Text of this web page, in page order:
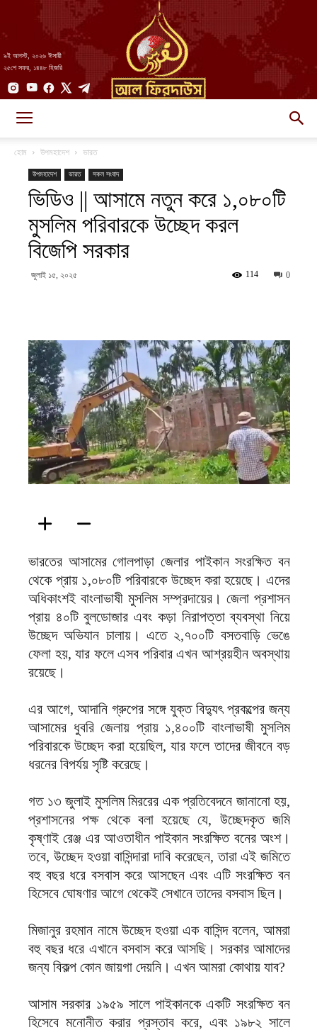
৯ই আগস্ট, ২০২৬ ঈসায়ী
২৫শে সফর, ১৪৪৮ হিজরি
||
হোম উপমহাদেশ ভারত
উপমহাদেশ ভারত সকল সংবাদ
ভিডিও || আসামে নতুন করে ১,০৮০টি
মুসলিম পরিবারকে উচ্ছেদ করল
বিজেপি সরকার
জুলাই ১৫, ২০২৫ 0
114
ভারতের আসামের গোলপাড়া জেলার পাইকান সংরক্ষিত বন
থেকে প্রায় ১,০৮০টি পরিবারকে উচ্ছেদ করা হয়েছে। এদের
অধিকাংশই বাংলাভাষী মুসলিম সম্প্রদায়ের। জেলা প্রশাসন
প্রায় ৪০টি বুলডোজার এবং কড়া নিরাপত্তা ব্যবস্থা নিয়ে
উচ্ছেদ অভিযান চালায়। এতে ২,৭০০টি বসতবাড়ি ভেঙে
ফেলা হয়, যার ফলে এসব পরিবার এখন আশ্রয়হীন অবস্থায়
রয়েছে।
এর আগে, আদানি গ্রুপের সঙ্গে যুক্ত বিদ্যুৎ প্রকল্পের জন্য
আসামের ধুবরি জেলায় প্রায় ১,৪০০টি বাংলাভাষী মুসলিম
পরিবারকে উচ্ছেদ করা হয়েছিল, যার ফলে তাদের জীবনে বড়
ধরনের বিপর্যয় সৃষ্টি করেছে।
গত ১৩ জুলাই মুসলিম মিররের এক প্রতিবেদনে জানানো হয়,
প্রশাসনের পক্ষ থেকে বলা হয়েছে যে, উচ্ছেদকৃত জমি
কৃষ্ণাই রেঞ্জ এর আওতাধীন পাইকান সংরক্ষিত বনের অংশ।
তবে, উচ্ছেদ হওয়া বাসিন্দারা দাবি করেছেন, তারা এই জমিতে
বহু বছর ধরে বসবাস করে আসছেন এবং এটি সংরক্ষিত বন
হিসেবে ঘোষণার আগে থেকেই সেখানে তাদের বসবাস ছিল।
মিজানুর রহমান নামে উচ্ছেদ হওয়া এক বাসিন্দ বলেন, আমরা
বহু বছর ধরে এখানে বসবাস করে আসছি। সরকার আমাদের
জন্য বিকল্প কোন জায়গা দেয়নি। এখন আমরা কোথায় যাব?
আসাম সরকার ১৯৫৯ সালে পাইকানকে একটি সংরক্ষিত বন
হিসেবে মনোনীত করার প্রস্তাব করে, এবং ১৯৮২ সালে